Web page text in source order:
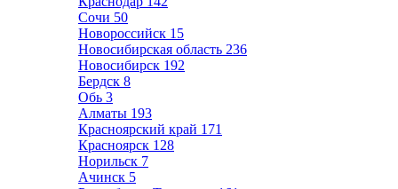
Сочи 50
Новороссийск 15
Новосибирская область 236
Новосибирск 192
Бердск 8
Обь 3
Алматы 193
Красноярский край 171
Красноярск 128
Норильск 7
Ачинск 5